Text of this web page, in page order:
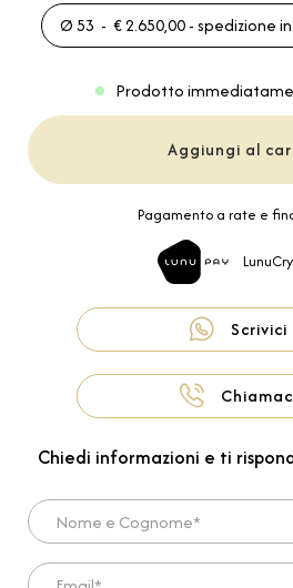
Ø 53 - € 2.650,00 - spedizione
Prodotto
Aggiungi al
Pagamento a rate e
Scrivici
Chiedi informazioni e ti
Nome e Cognome*
Email*